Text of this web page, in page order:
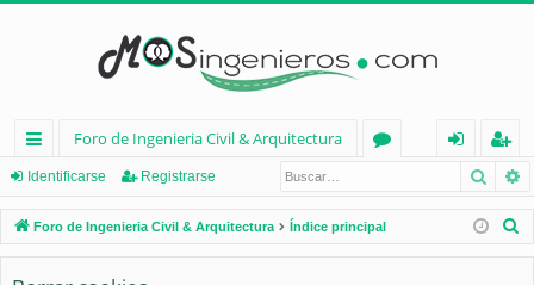
nl
ac
es
Foro de Ingenieria Civil & Arquitectura
os
nt
ifi
eg
ist
ra
Identificarse Registrarse
Foro de Ingenieria Civil & Arquitectura Índice principal